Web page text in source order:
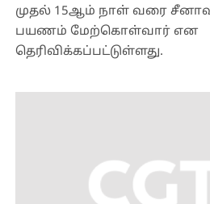
முதல் 15ஆம் நாள் வரை
பயணம் மேற்கொள்வார் என
தெரிவிக்கப்பட்டுள்ளது.